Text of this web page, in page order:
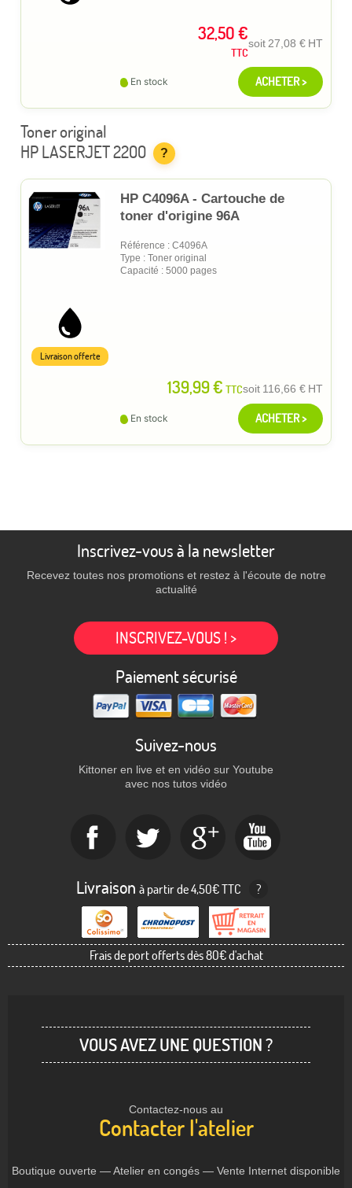
32,50 €
TTC
soit27,08 € HT
En stock ACHETER >
Toner original
HP LASERJET 2200
?
HP C4096A - Cartouche de
toner d'origine 96A
Référence : C4096A
Type : Toner original
Capacité : 5000 pages
139,99 € TTCsoit 116,66 € HT
Livraison offerte
En stock ACHETER >
Inscrivez-vous à la newsletter
Recevez toutes nos promotions et restez à l'écoute de notre
actualité
INSCRIVEZ-VOUS ! >
Paiement sécurisé
Suivez-nous
Kittoner en live et en vidéo sur Youtube
avec nos tutos vidéo
Livraison à partir de 4,50€ TTC ?
Frais de port offerts dès 80€ d'achat
VOUS AVEZ UNE QUESTION ?
Contactez-nous au
Contacter l'atelier
Boutique ouverte — Atelier en congés — Vente Internet disponible